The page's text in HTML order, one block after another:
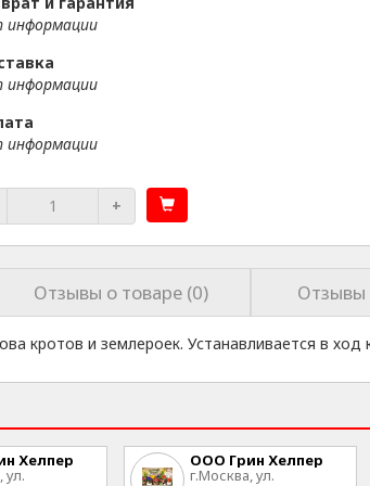
информации
информации
информации
+
Отзывы о товаре (0) Отзывы
кротов и землероек. Устанавливается в ход
Хелпер
ул.
ООО Грин Хелпер
г.Москва, ул.